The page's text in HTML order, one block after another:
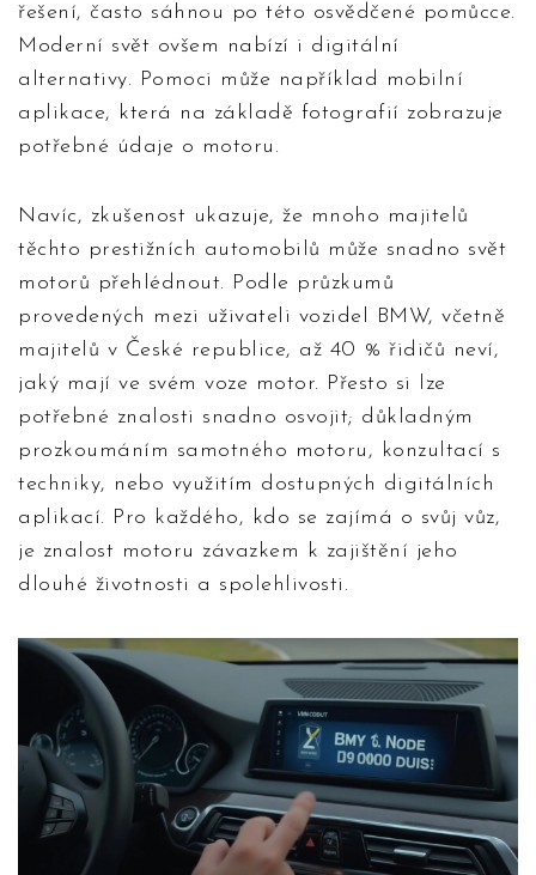
řešení, často sáhnou po této osvědčené pomůcce.
Moderní svět ovšem nabízí i digitální
alternativy. Pomoci může například mobilní
aplikace, která na základě fotografií zobrazuje
potřebné údaje o motoru.
Navíc, zkušenost ukazuje, že mnoho majitelů
těchto prestižních automobilů může snadno svět
motorů přehlédnout. Podle průzkumů
provedených mezi uživateli vozidel BMW, včetně
majitelů v České republice, až 40 % řidičů neví,
jaký mají ve svém voze motor. Přesto si lze
potřebné znalosti snadno osvojit; důkladným
prozkoumáním samotného motoru, konzultací s
techniky, nebo využitím dostupných digitálních
aplikací. Pro každého, kdo se zajímá o svůj vůz,
je znalost motoru závazkem k zajištění jeho
dlouhé životnosti a spolehlivosti.